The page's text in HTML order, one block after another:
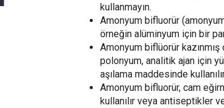
kullanmayın.
Amonyum bifluorür
örneğin alüminyum için bir
Amonyum biflüorür
polonyum, analitik ajan için
aşılama maddesinde
Amonyum bifluorür, cam
kullanılır veya antiseptikler